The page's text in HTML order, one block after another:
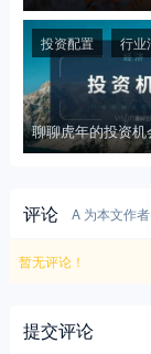
聊聊虎年的投资机
投资配置 行业
评论 A 为本文作
暂无评论！
提交评论